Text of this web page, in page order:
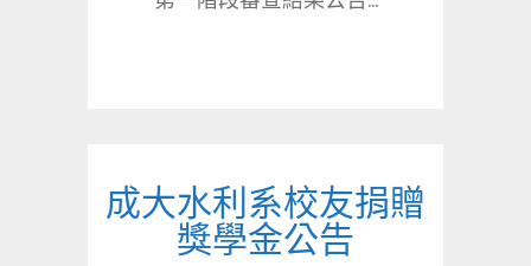
成大水利系校友捐贈
獎學金公告